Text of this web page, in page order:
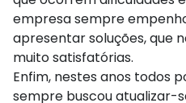
empresa sempre
apresentar soluções, que
muito satisfatórias.
Enfim, nestes anos todos
sempre buscou atualizar-